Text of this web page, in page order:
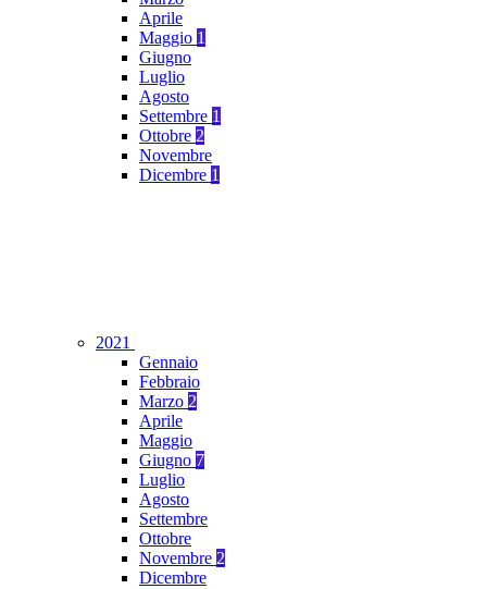
Aprile
Maggio 1
Giugno
Luglio
Agosto
Settembre 1
Ottobre 2
Novembre
Dicembre 1
2021
Gennaio
Febbraio
Marzo 2
Aprile
Maggio
Giugno 7
Luglio
Agosto
Settembre
Ottobre
Novembre 2
Dicembre